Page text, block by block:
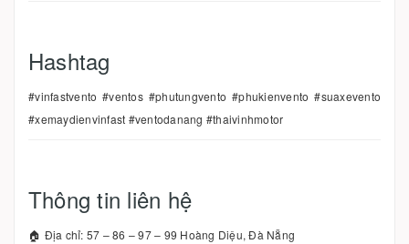
Hashtag
#vinfastvento #ventos #phutungvento #phukienvento #suaxevento
#xemaydienvinfast #ventodanang #thaivinhmotor
Thông tin liên hệ
🏠 Địa chỉ: 57 – 86 – 97 – 99 Hoàng Diệu, Đà Nẵng